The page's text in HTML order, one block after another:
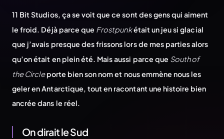
11 Bit Studios, ça se voit que ce sont des gens qui aiment
le froid. Déjà parce que Frostpunkétait un jeu si glacial
que j’avais presque des frissons lors de mes parties alors
qu’on était en plein été. Mais aussi parce que South of
the Circleporte bien son nom et nous emmène nous les
geler en Antarctique, tout en racontant une histoire bien
ancrée dans le réel.
On dirait le Sud